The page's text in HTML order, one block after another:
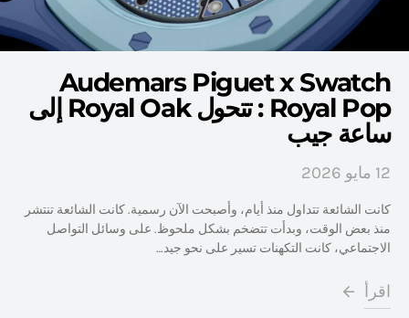
Audemars Piguet x Swatch
Royal Pop : تتحول Royal Oak إلى
ساعة جيب
12 مايو 2026
كانت الشائعة تتداول منذ أيام، وأصبحت الآن رسمية. كانت الشائعة تنتشر
منذ بعض الوقت، وبدأت تتضخم بشكل ملحوظ. على وسائل التواصل
الاجتماعي، كانت التكهنات تسير على نحو جيد…
اقرأ